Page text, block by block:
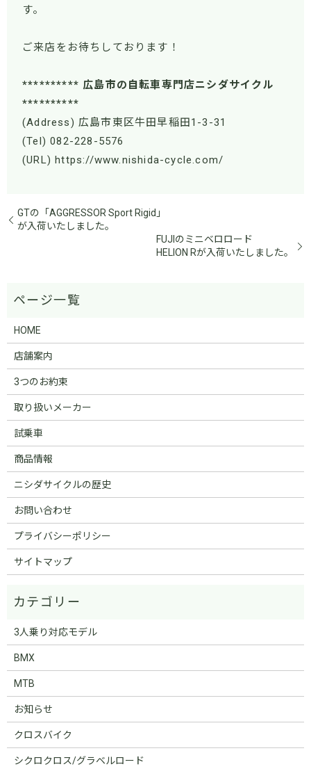
す。
ご来店をお待ちしております！
********** 広島市の自転車専門店ニシダサイクル
**********
(Address) 広島市東区牛田早稲田1-3-31
(Tel) 082-228-5576
(URL) https://www.nishida-cycle.com/
GTの「AGGRESSOR Sport Rigid」
が入荷いたしました。
FUJIのミニベロロード
HELION Rが入荷いたしました。
HOME
店舗案内
3つのお約束
取り扱いメーカー
試乗車
商品情報
ニシダサイクルの歴史
お問い合わせ
プライバシーポリシー
サイトマップ
3人乗り対応モデル
BMX
MTB
お知らせ
クロスバイク
シクロクロス/グラベルロード